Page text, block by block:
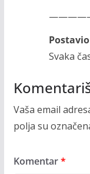
Svaka
Vaša email
polja su
Komentar*